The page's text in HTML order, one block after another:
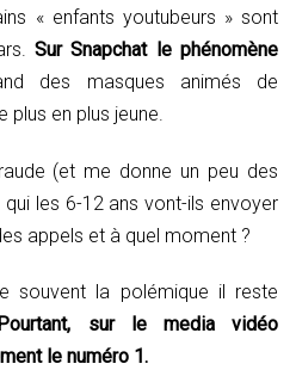
« enfants youtubeurs » sont
Sur Snapchat le phénomène
des masques animés de
plus en plus jeune.
(et me donne un peu des
les 6-12 ans vont-ils envoyer
appels et à quel moment ?
souvent la polémique il reste
Pourtant, sur le media vidéo
le numéro 1.